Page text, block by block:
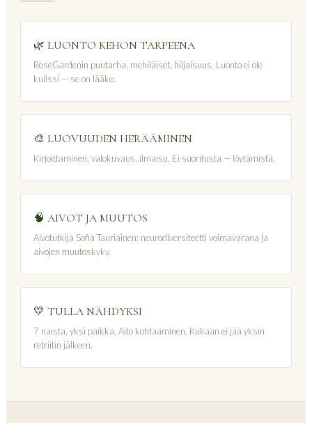
🌿 LUONTO KEHON TARPEENA
RoseGardenin puutarha, mehiläiset, hiljaisuus. Luonto ei ole
kulissi — se on lääke.
🎨 LUOVUUDEN HERÄÄMINEN
Kirjoittaminen, valokuvaus, ilmaisu. Ei suoritusta — löytämistä.
🧠 AIVOT JA MUUTOS
Aivotutkija Sofia Tauriainen: neurodiversiteetti voimavarana ja
aivojen muutoskyky.
💛 TULLA NÄHDYKSI
7 naista, yksi paikka. Aito kohtaaminen. Kukaan ei jää yksin
retriitin jälkeen.